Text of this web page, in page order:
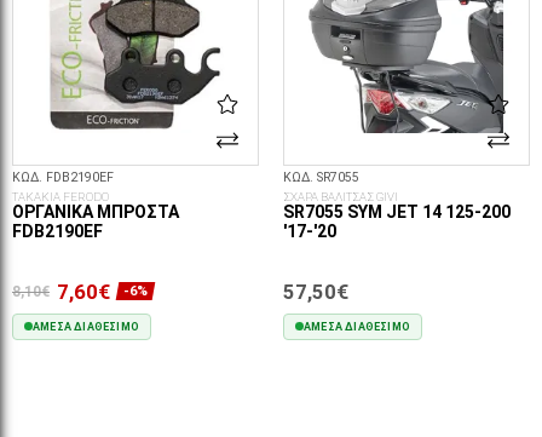
ΚΩΔ. FDB2190EF
ΤΑΚΑΚΙΑ FERODO
ΟΡΓΑΝΙΚΆ ΜΠΡΟΣΤΆ
FDB2190EF
8,10€ 7,60€ -6%
ΆΜΕΣΑ ΔΙΑΘΈΣΙΜΟ
ΚΩΔ. SR7055
ΣΧΑΡΑ ΒΑΛΙΤΣΑΣ GIVI
SR7055 SYM JET 14 125-200
'17-'20
57,50€
ΆΜΕΣΑ ΔΙΑΘΈΣΙΜΟ